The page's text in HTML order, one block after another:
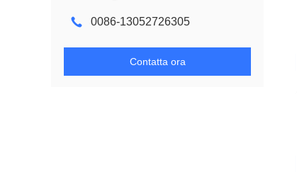
0086-13052726305
Contatta ora